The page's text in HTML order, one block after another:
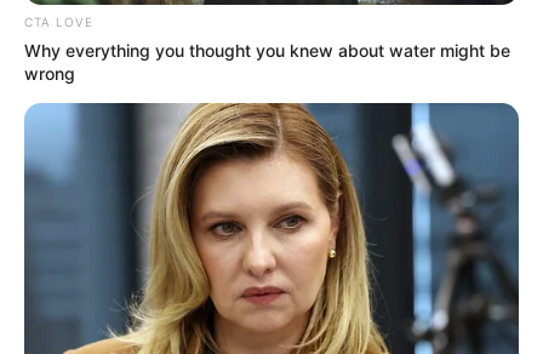
CTA LOVE
Why everything you thought you knew about water might be
wrong